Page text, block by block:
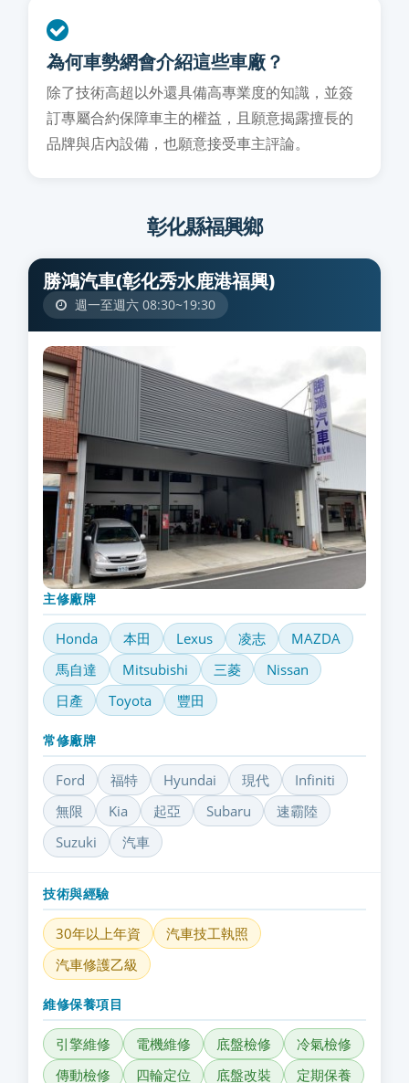
為何車勢網會介紹這些車廠？
除了技術高超以外還具備高專業度的知識，並簽
訂專屬合約保障車主的權益，且願意揭露擅長的
品牌與店內設備，也願意接受車主評論。
彰化縣福興鄉
勝鴻汽車(彰化秀水鹿港福興)
週一至週六 08:30~19:30
主修廠牌
Honda 本田 Lexus 凌志
MAZDA
馬自達
Mitsubishi 三菱
Nissan
日產
Toyota 豐田
常修廠牌
Ford 福特 Hyundai 現代
Infiniti
無限
Kia 起亞 Subaru
速霸陸
Suzuki
汽車
技術與經驗
30年以上年資
汽車技工執照
汽車修護乙級
維修保養項目
引擎維修 電機維修 底盤檢修
冷氣檢修
傳動檢修
四輪定位 底盤改裝 定期保養